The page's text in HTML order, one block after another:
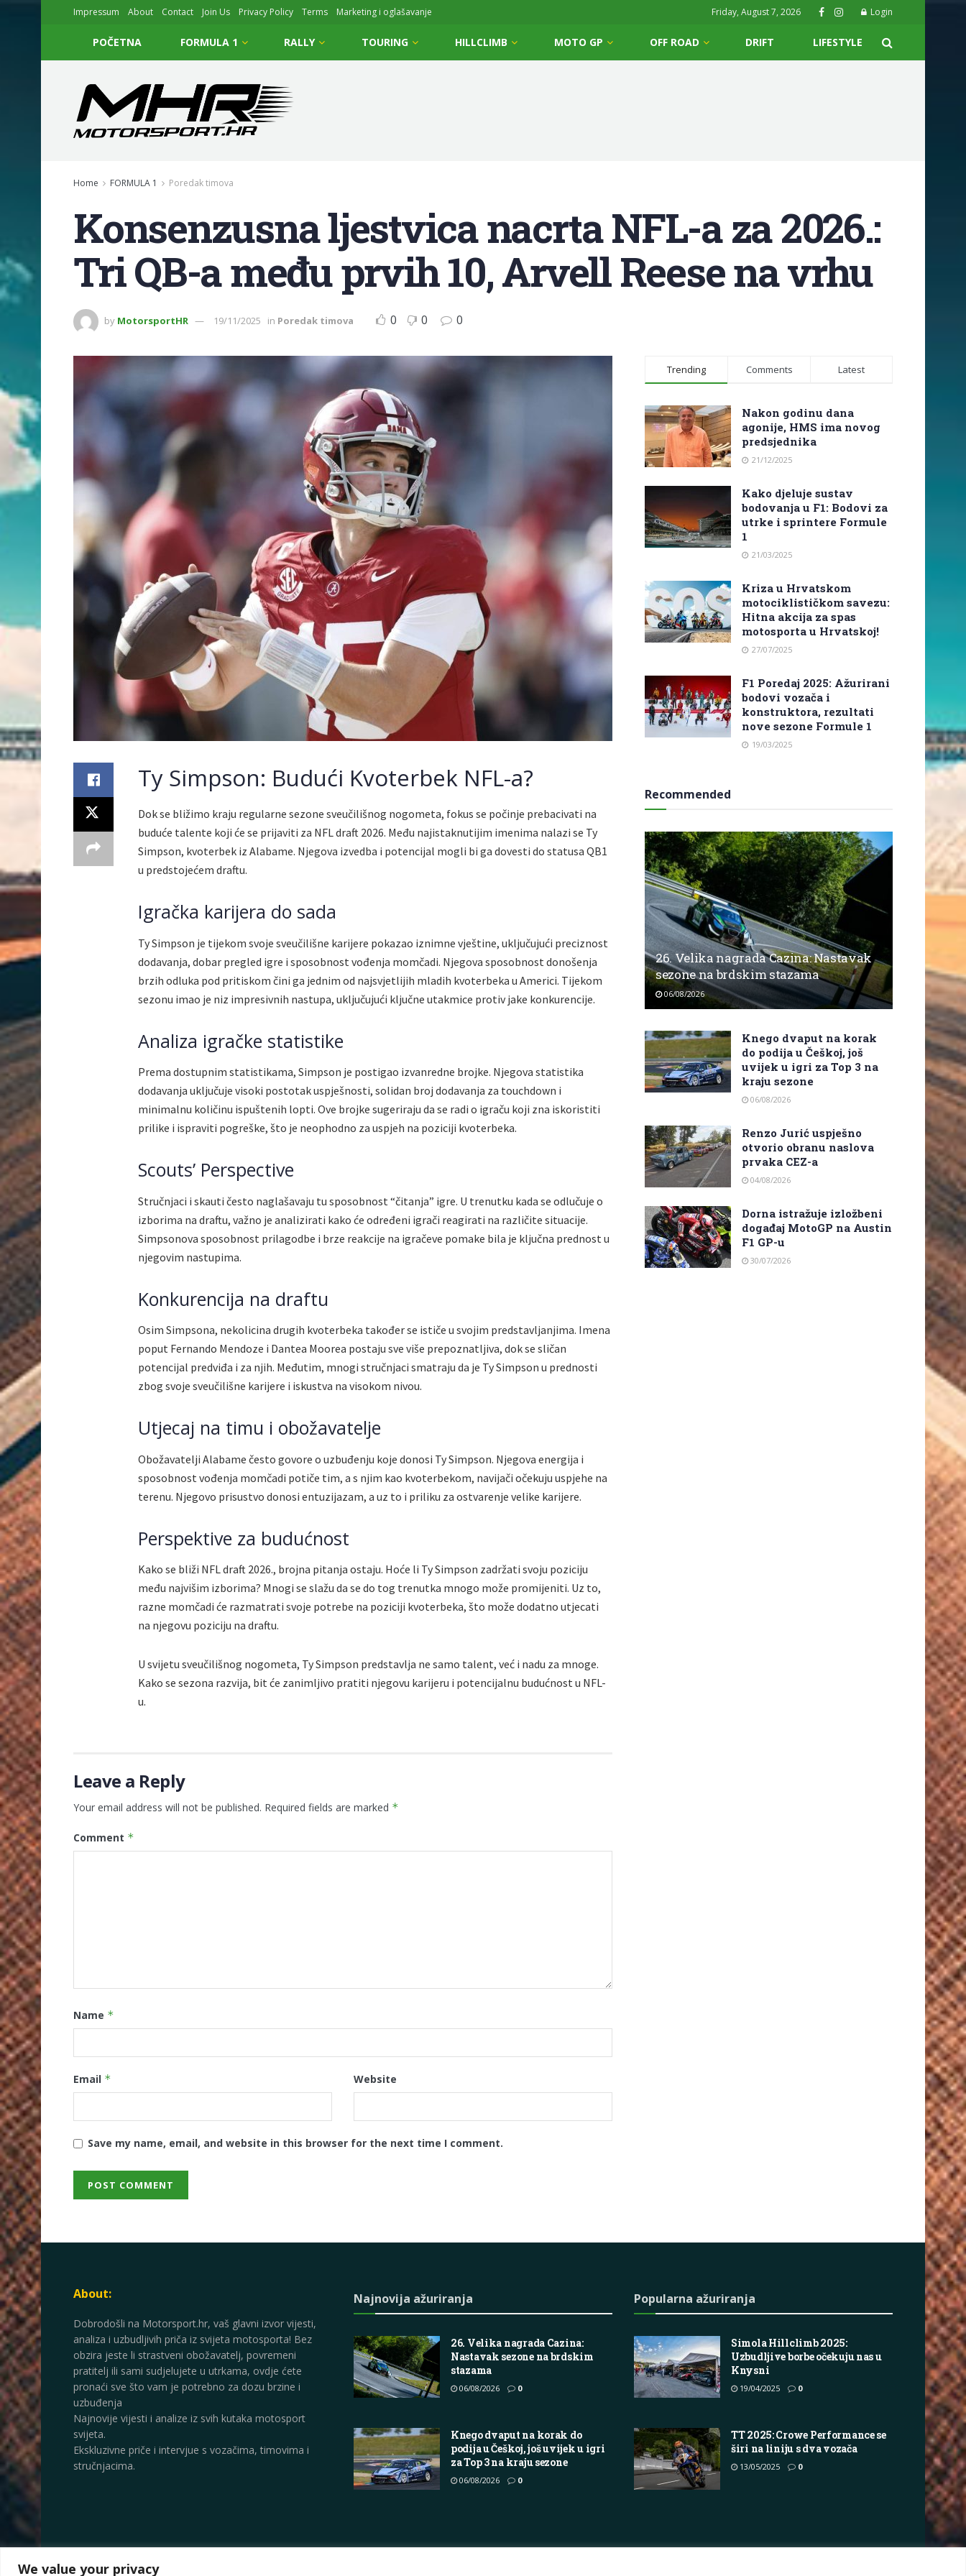
We value your privacy
Impressum About Contact Join Us Privacy Policy Terms Marketing i oglašavanje Friday, August 7, 2026 Login
POČETNA FORMULA 1 RALLY TOURING HILLCLIMB MOTO GP OFF ROAD DRIFT LIFESTYLE
Home FORMULA 1 Poredak timova
Konsenzusna ljestvica nacrta NFL-a za 2026.:
Tri QB-a među prvih 10, Arvell Reese na vrhu
by MotorsportHR 19/11/2025 in Poredak timova 0 0 0
Ty Simpson: Budući Kvoterbek NFL-a?
Dok se bližimo kraju regularne sezone sveučilišnog nogometa, fokus se počinje prebacivati na
buduće talente koji će se prijaviti za NFL draft 2026. Među najistaknutijim imenima nalazi se Ty
Simpson, kvoterbek iz Alabame. Njegova izvedba i potencijal mogli bi ga dovesti do statusa QB1
u predstojećem draftu.
Igračka karijera do sada
Ty Simpson je tijekom svoje sveučilišne karijere pokazao iznimne vještine, uključujući preciznost
dodavanja, dobar pregled igre i sposobnost vođenja momčadi. Njegova sposobnost donošenja
brzih odluka pod pritiskom čini ga jednim od najsvjetlijih mladih kvoterbeka u Americi. Tijekom
sezonu imao je niz impresivnih nastupa, uključujući ključne utakmice protiv jake konkurencije.
Analiza igračke statistike
Prema dostupnim statistikama, Simpson je postigao izvanredne brojke. Njegova statistika
dodavanja uključuje visoki postotak uspješnosti, solidan broj dodavanja za touchdown i
minimalnu količinu ispuštenih lopti. Ove brojke sugeriraju da se radi o igraču koji zna iskoristiti
prilike i ispraviti pogreške, što je neophodno za uspjeh na poziciji kvoterbeka.
Scouts’ Perspective
Stručnjaci i skauti često naglašavaju tu sposobnost “čitanja” igre. U trenutku kada se odlučuje o
izborima na draftu, važno je analizirati kako će određeni igrači reagirati na različite situacije.
Simpsonova sposobnost prilagodbe i brze reakcije na igračeve pomake bila je ključna prednost u
njegovim nastupima.
Konkurencija na draftu
Osim Simpsona, nekolicina drugih kvoterbeka također se ističe u svojim predstavljanjima. Imena
poput Fernando Mendoze i Dantea Moorea postaju sve više prepoznatljiva, dok se sličan
potencijal predviđa i za njih. Međutim, mnogi stručnjaci smatraju da je Ty Simpson u prednosti
zbog svoje sveučilišne karijere i iskustva na visokom nivou.
Utjecaj na timu i obožavatelje
Obožavatelji Alabame često govore o uzbuđenju koje donosi Ty Simpson. Njegova energija i
sposobnost vođenja momčadi potiče tim, a s njim kao kvoterbekom, navijači očekuju uspjehe na
terenu. Njegovo prisustvo donosi entuzijazam, a uz to i priliku za ostvarenje velike karijere.
Perspektive za budućnost
Kako se bliži NFL draft 2026., brojna pitanja ostaju. Hoće li Ty Simpson zadržati svoju poziciju
među najvišim izborima? Mnogi se slažu da se do tog trenutka mnogo može promijeniti. Uz to,
razne momčadi će razmatrati svoje potrebe na poziciji kvoterbeka, što može dodatno utjecati
na njegovu poziciju na draftu.
U svijetu sveučilišnog nogometa, Ty Simpson predstavlja ne samo talent, već i nadu za mnoge.
Kako se sezona razvija, bit će zanimljivo pratiti njegovu karijeru i potencijalnu budućnost u NFL-
u.
Leave a Reply
Your email address will not be published. Required fields are marked *
Comment *
Name *
Email * Website
Save my name, email, and website in this browser for the next time I comment.
Trending Comments Latest
Nakon godinu dana
agonije, HMS ima novog
predsjednika
21/12/2025
Kako djeluje sustav
bodovanja u F1: Bodovi za
utrke i sprintere Formule
1
21/03/2025
Kriza u Hrvatskom
motociklističkom savezu:
Hitna akcija za spas
motosporta u Hrvatskoj!
27/07/2025
F1 Poredaj 2025: Ažurirani
bodovi vozača i
konstruktora, rezultati
nove sezone Formule 1
19/03/2025
Recommended
26. Velika nagrada Cazina: Nastavak
sezone na brdskim stazama
06/08/2026
Knego dvaput na korak
do podija u Češkoj, još
uvijek u igri za Top 3 na
kraju sezone
06/08/2026
Renzo Jurić uspješno
otvorio obranu naslova
prvaka CEZ-a
04/08/2026
Dorna istražuje izložbeni
događaj MotoGP na Austin
F1 GP-u
30/07/2026
About:
Dobrodošli na Motorsport.hr, vaš glavni izvor vijesti,
analiza i uzbudljivih priča iz svijeta motosporta! Bez
obzira jeste li strastveni obožavatelj, povremeni
pratitelj ili sami sudjelujete u utrkama, ovdje ćete
pronaći sve što vam je potrebno za dozu brzine i
uzbuđenja
Najnovije vijesti i analize iz svih kutaka motosport
svijeta.
Ekskluzivne priče i intervjue s vozačima, timovima i
stručnjacima.
Najnovija ažuriranja
26. Velika nagrada Cazina:
Nastavak sezone na brdskim
stazama
06/08/2026 0
Knego dvaput na korak do
podija u Češkoj, još uvijek u igri
za Top 3 na kraju sezone
06/08/2026 0
Popularna ažuriranja
Simola Hillclimb 2025:
Uzbudljive borbe očekuju nas u
Knysni
19/04/2025 0
TT 2025: Crowe Performance se
širi na liniju s dva vozača
13/05/2025 0